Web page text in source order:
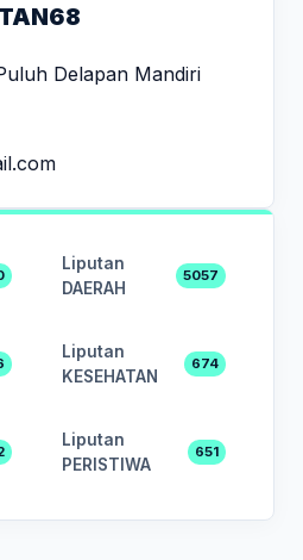
Delapan Mandiri
Liputan
DAERAH
5057
Liputan
KESEHATAN
674
Liputan
PERISTIWA
651